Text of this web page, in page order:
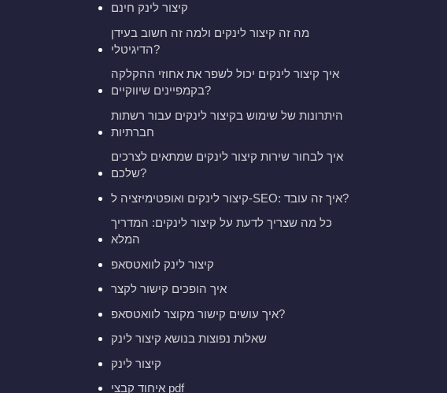
קיצור לינק חינם
מה זה קיצור לינקים ולמה זה חשוב בעידן
הדיגיטלי?
איך קיצור לינקים יכול לשפר את אחוזי ההקלקה
בקמפיינים שיווקיים?
היתרונות של שימוש בקיצור לינקים עבור רשתות
חברתיות
איך לבחור שירות קיצור לינקים שמתאים לצרכים
שלכם?
קיצור לינקים ואופטימיזציה ל-SEO: איך זה עובד?
כל מה שצריך לדעת על קיצור לינקים: המדריך
המלא
קיצור לינק לוואטסאפ
איך הופכים קישור לקצר
איך עושים קישור מקוצר לוואטסאפ?
שאלות נפוצות בנושא קיצור לינק
קיצור לינק
איחוד קבצי pdf